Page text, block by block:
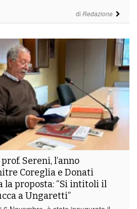
di Redazione
Sereni, l’anno
Coreglia e Donati
la proposta: “Si intitoli il
a Ungaretti”